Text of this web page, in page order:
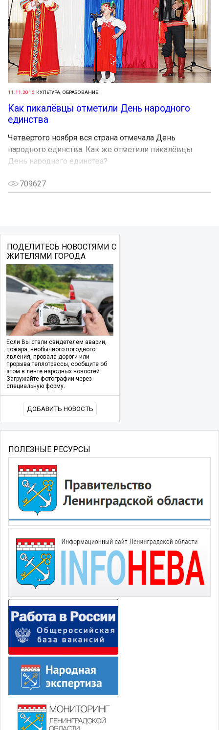
11.11.2016 КУЛЬТУРА, ОБРАЗОВАНИЕ
Как пикалёвцы отметили День народного
единства
Четвёртого ноября вся страна отмечала День
народного единства. Как же отметили пикалёвцы
День народного единства?
709627
ПОДЕЛИТЕСЬ НОВОСТЯМИ С
ЖИТЕЛЯМИ ГОРОДА
Если Вы стали свидетелем аварии,
пожара, необычного погодного
явления, провала дороги или
прорыва теплотрассы, сообщите об
этом в ленте народных новостей.
Загружайте фотографии через
специальную форму.
ДОБАВИТЬ НОВОСТЬ
ПОЛЕЗНЫЕ РЕСУРСЫ